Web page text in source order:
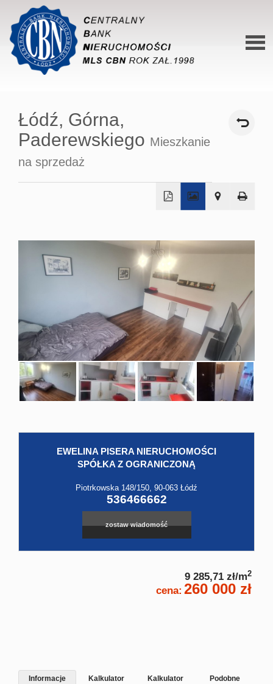
O
Łódź, Górna,
Paderewskiego Mieszkanie
na sprzedaż
−
Leaflet| ©
EWELINA PISERA NIERUCHOMOŚCI
SPÓŁKA Z OGRANICZONĄ
Piotrkowska 148/150, 90-063 Łódź
536466662
zostaw wiadomość
9 285,71 zł/m2
cena: 260 000 zł
Informacje
Kalkulator
Kalkulator
Podobne